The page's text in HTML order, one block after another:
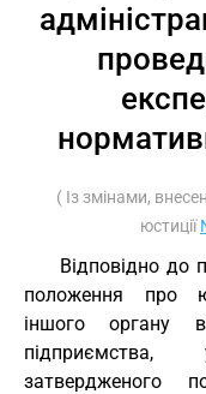
( Із змінами,
юстиції
Відповідно до
положення про
іншого органу
підприємства,
затвердженого